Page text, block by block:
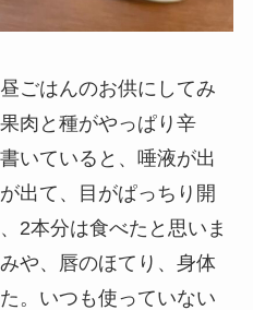
ごはんのお供にしてみ
肉と種がやっぱり辛
いていると、唾液が出
出て、目がぱっちり開
2本分は食べたと思いま
や、唇のほてり、身体
。いつも使っていない